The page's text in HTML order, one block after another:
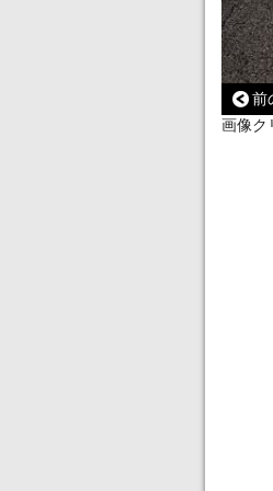
前
画像ク